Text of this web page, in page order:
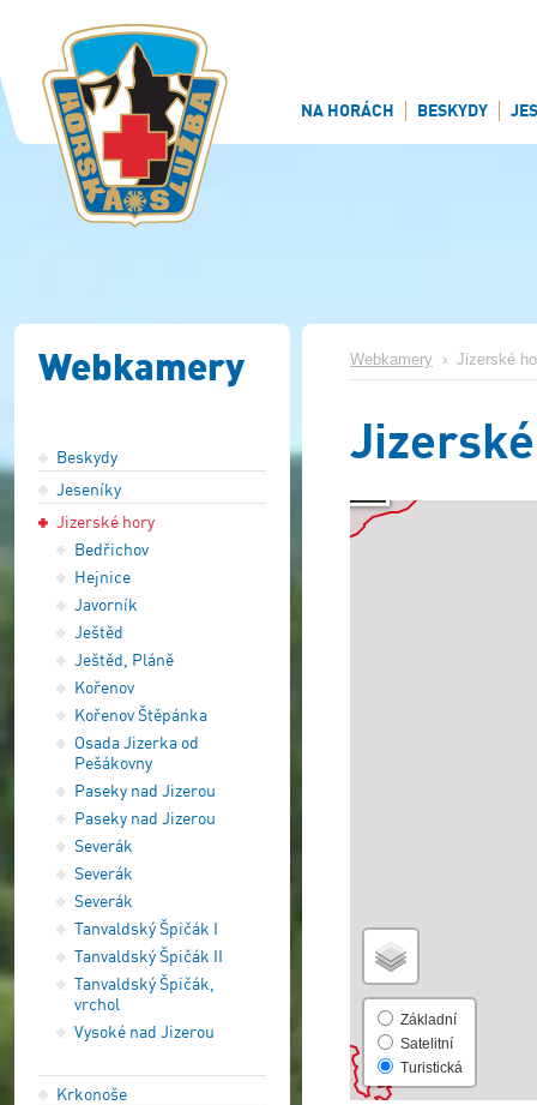
NA HORÁCH BESKYDY
Webkamery
Beskydy
Jeseníky
Jizerské hory
Bedřichov
Hejnice
Javorník
Ještěd
Ještěd, Pláně
Kořenov
Kořenov Štěpánka
Osada Jizerka od
Pešákovny
Paseky nad Jizerou
Paseky nad Jizerou
Severák
Severák
Severák
Tanvaldský Špičák I
Tanvaldský Špičák II
Tanvaldský Špičák,
vrchol
Vysoké nad Jizerou
Krkonoše
Webkamery › Jizerské
Základní
Satelitní
Turistická